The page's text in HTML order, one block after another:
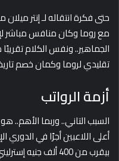
حتى فكرة انتقاله لـ إنتر
مع روما وكان منافس مباشر
الجماهير.. ونفس الكلام
تقليدي لروما وكمان خصم
أزمة الرواتب
السبب التاني.. وربما الأهم..
أعلى اللاعبين أجرًا في الدوري
بيقرب من 400 ألف جنيه إسترليني أسبوعيًا.